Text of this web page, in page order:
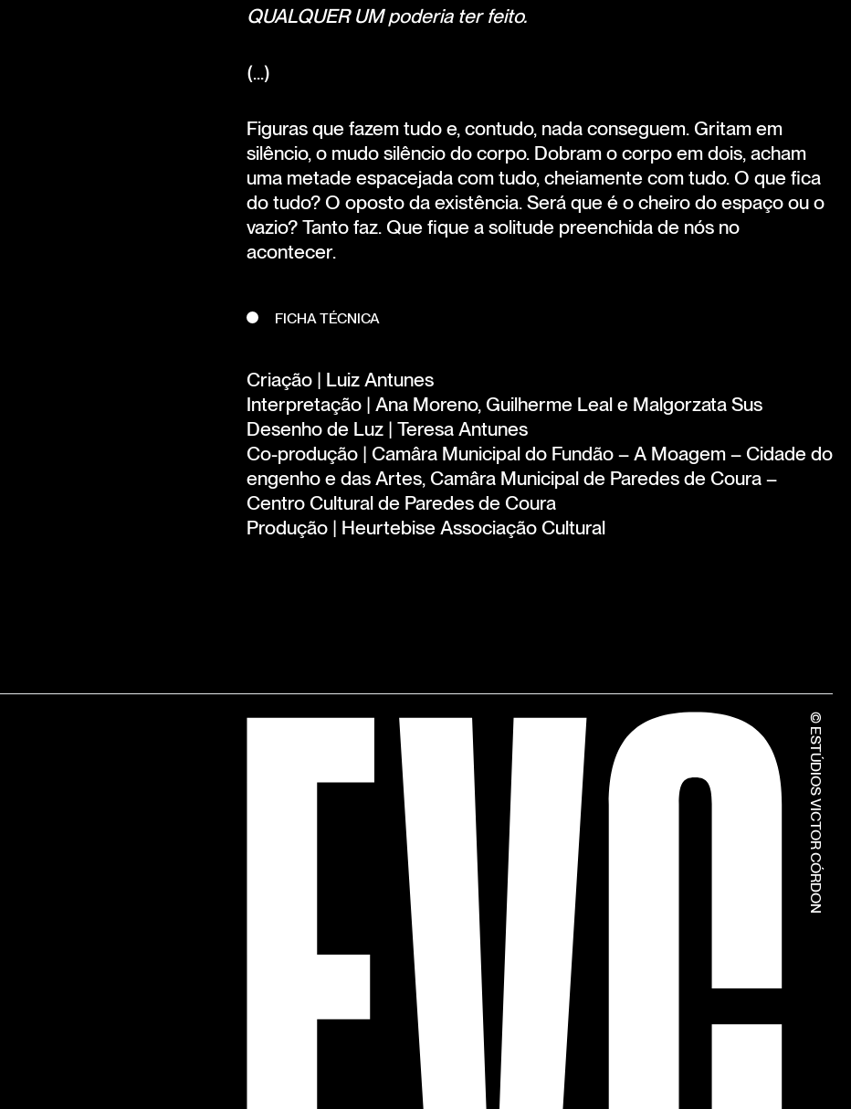
QUALQUER UM poderia ter feito.
(...)
Figuras que fazem tudo e, contudo, nada conseguem. Gritam em
silêncio, o mudo silêncio do corpo. Dobram o corpo em dois, acham
uma metade espacejada com tudo, cheiamente com tudo. O que fica
do tudo? O oposto da existência. Será que é o cheiro do espaço ou o
vazio? Tanto faz. Que fique a solitude preenchida de nós no
acontecer.
FICHA TÉCNICA
Criação | Luiz Antunes
Interpretação | Ana Moreno, Guilherme Leal e Malgorzata Sus
Desenho de Luz | Teresa Antunes
Co-produção | Camâra Municipal do Fundão – A Moagem – Cidade do
engenho e das Artes, Camâra Municipal de Paredes de Coura –
Centro Cultural de Paredes de Coura
Produção | Heurtebise Associação Cultural
© ESTÚDIOS VICTOR CÓRDON